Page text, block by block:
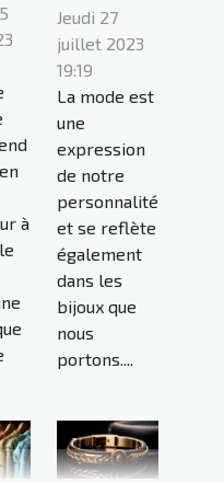
à
Jeudi 27
juillet 2023
19:19
La mode est
une
expression
de notre
personnalité
et se reflète
également
dans les
bijoux que
nous
portons....